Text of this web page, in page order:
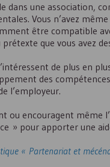
dans une association,
Vous n’avez
être compatible
que vous avez
de plus en
des
l’employeur.
ou encouragent même
» pour apporter une
« Partenariat et